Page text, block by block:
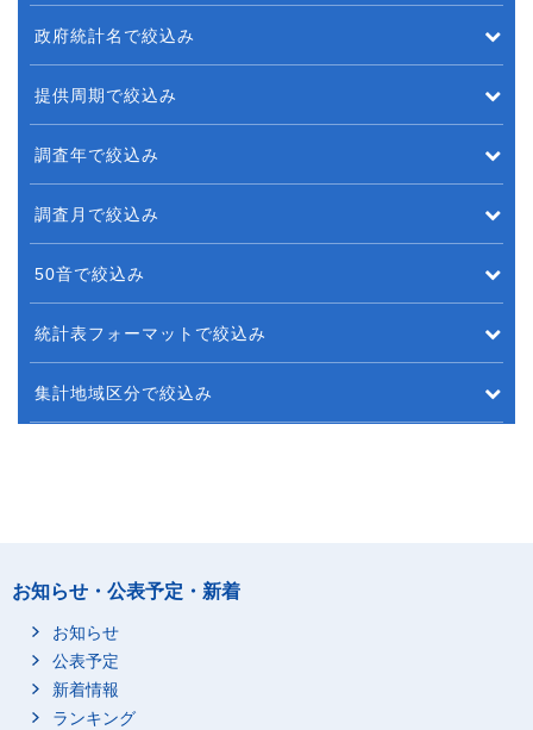
政府統計名で絞込み
提供周期で絞込み
調査年で絞込み
調査月で絞込み
50音で絞込み
統計表フォーマットで絞込み
集計地域区分で絞込み
お知らせ・公表予定・新着
お知らせ
公表予定
新着情報
ランキング